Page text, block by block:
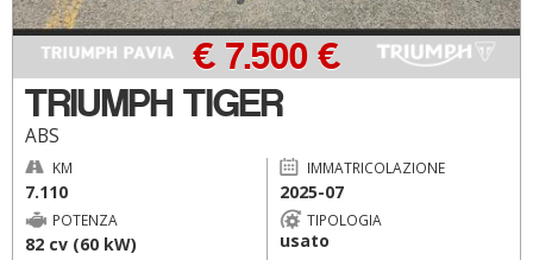
TRIUMPH TIGER
ABS
€ 7.500 €
KM
7.110
IMMATRICOLAZIONE
2025-07
POTENZA
82 cv (60 kW)
TIPOLOGIA
usato